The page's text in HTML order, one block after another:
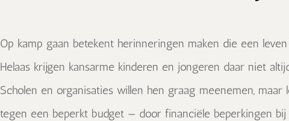
Op kamp gaan betekent herinneringen maken die een
Helaas krijgen kansarme kinderen en jongeren daar niet
Scholen en organisaties willen hen graag meenemen, maar
tegen een beperkt budget — door financiële beperkingen